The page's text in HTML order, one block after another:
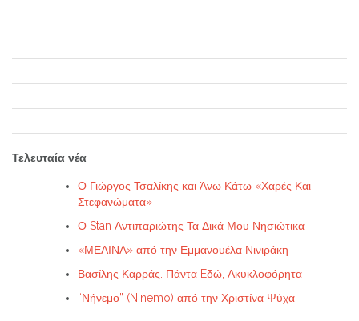
Τελευταία νέα
Ο Γιώργος Τσαλίκης και Άνω Κάτω «Χαρές Και
Στεφανώματα»
Ο Stan Αντιπαριώτης Τα Δικά Μου Νησιώτικα
«ΜΕΛΙΝΑ» από την Εμμανουέλα Νινιράκη
Βασίλης Καρράς. Πάντα Eδώ, Ακυκλοφόρητα
“Νήνεμο” (Ninemo) από την Χριστίνα Ψύχα